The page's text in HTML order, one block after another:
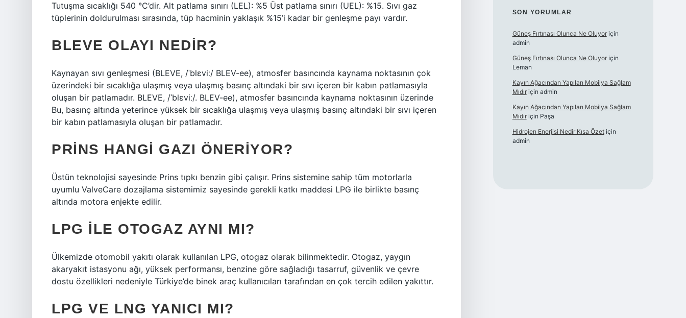
Tutuşma sıcaklığı 540 °C’dir. Alt patlama sınırı (LEL): %5 Üst patlama sınırı (UEL): %15. Sıvı gaz
tüplerinin doldurulması sırasında, tüp hacminin yaklaşık %15’i kadar bir genleşme payı vardır.
BLEVE OLAYI NEDIR?
Kaynayan sıvı genleşmesi (BLEVE, /ˈblɛviː/ BLEV-ee), atmosfer basıncında kaynama noktasının çok
üzerindeki bir sıcaklığa ulaşmış veya ulaşmış basınç altındaki bir sıvı içeren bir kabın patlamasıyla
oluşan bir patlamadır. BLEVE, /ˈblɛviː/. BLEV-ee), atmosfer basıncında kaynama noktasının üzerinde
Bu, basınç altında yeterince yüksek bir sıcaklığa ulaşmış veya ulaşmış basınç altındaki bir sıvı içeren
bir kabın patlamasıyla oluşan bir patlamadır.
PRINS HANGI GAZI ÖNERIYOR?
Üstün teknolojisi sayesinde Prins tıpkı benzin gibi çalışır. Prins sistemine sahip tüm motorlarla
uyumlu ValveCare dozajlama sistemimiz sayesinde gerekli katkı maddesi LPG ile birlikte basınç
altında motora enjekte edilir.
LPG ILE OTOGAZ AYNI MI?
Ülkemizde otomobil yakıtı olarak kullanılan LPG, otogaz olarak bilinmektedir. Otogaz, yaygın
akaryakıt istasyonu ağı, yüksek performansı, benzine göre sağladığı tasarruf, güvenlik ve çevre
dostu özellikleri nedeniyle Türkiye’de binek araç kullanıcıları tarafından en çok tercih edilen yakıttır.
LPG VE LNG YANICI MI?
SON YORUMLAR
Güneş Fırtınası Olunca Ne Oluyoriçin
admin
Güneş Fırtınası Olunca Ne Oluyoriçin
Leman
Kayın Ağacından Yapılan Mobilya Sağlam
Mıdıriçin admin
Kayın Ağacından Yapılan Mobilya Sağlam
Mıdıriçin Paşa
Hidrojen Enerjisi Nedir Kısa Özetiçin
admin